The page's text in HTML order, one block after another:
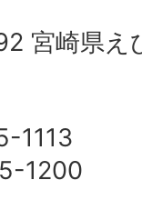
宮崎県え
1113
1200